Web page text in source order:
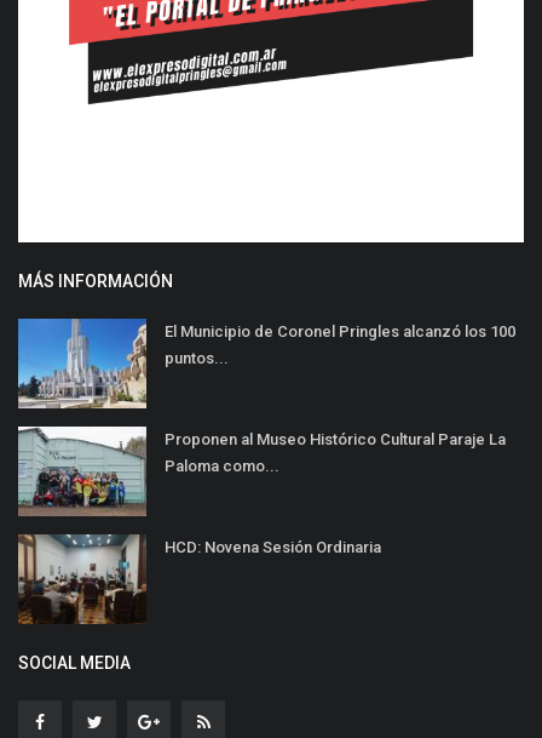
MÁS INFORMACIÓN
El Municipio de Coronel Pringles alcanzó los 100
puntos...
Proponen al Museo Histórico Cultural Paraje La
Paloma como...
HCD: Novena Sesión Ordinaria
SOCIAL MEDIA